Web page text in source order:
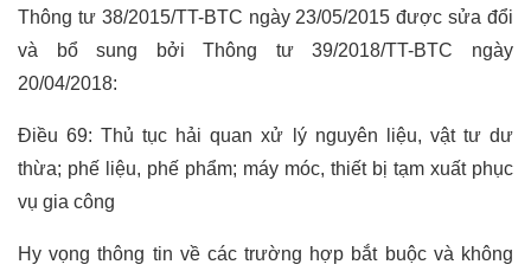
Thông tư 38/2015/TT-BTC ngày 23/05/2015 được sửa đổi
và bổ sung bởi Thông tư 39/2018/TT-BTC ngày
20/04/2018:
Điều 69: Thủ tục hải quan xử lý nguyên liệu, vật tư dư
thừa; phế liệu, phế phẩm; máy móc, thiết bị tạm xuất phục
vụ gia công
Hy vọng thông tin về các trường hợp bắt buộc và không